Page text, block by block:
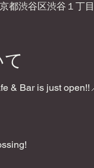
都渋谷区渋谷１丁
& Bar is just